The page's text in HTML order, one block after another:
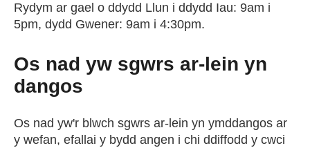
Rydym ar gael o ddydd Llun i ddydd Iau: 9am i
5pm, dydd Gwener: 9am i 4:30pm.
Os nad yw sgwrs ar-lein yn
dangos
Os nad yw'r blwch sgwrs ar-lein yn ymddangos ar
y wefan, efallai y bydd angen i chi ddiffodd y cwci